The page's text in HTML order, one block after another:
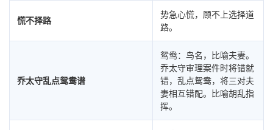
慌不择路
势急心慌，顾不上选择道
路。
乔太守乱点鸳鸯谱
鸳鸯：鸟名，比喻夫妻。
乔太守审理案件时将错就
错，乱点鸳鸯，将三对夫
妻相互错配。比喻胡乱指
挥。